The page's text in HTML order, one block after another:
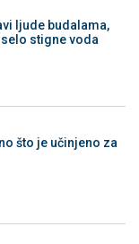
ljude budalama,
stigne voda
što je učinjeno za